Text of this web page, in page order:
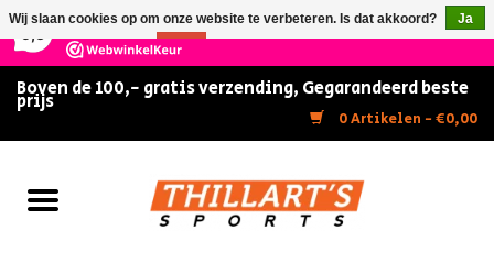
147 Reviews ×
Boven de 100,- gratis verzending, Gegarandeerd beste
prijs
0 Artikelen - €0,00
Home
Wij slaan cookies op om onze website te verbeteren. Is dat akkoord?
Ja
Nee